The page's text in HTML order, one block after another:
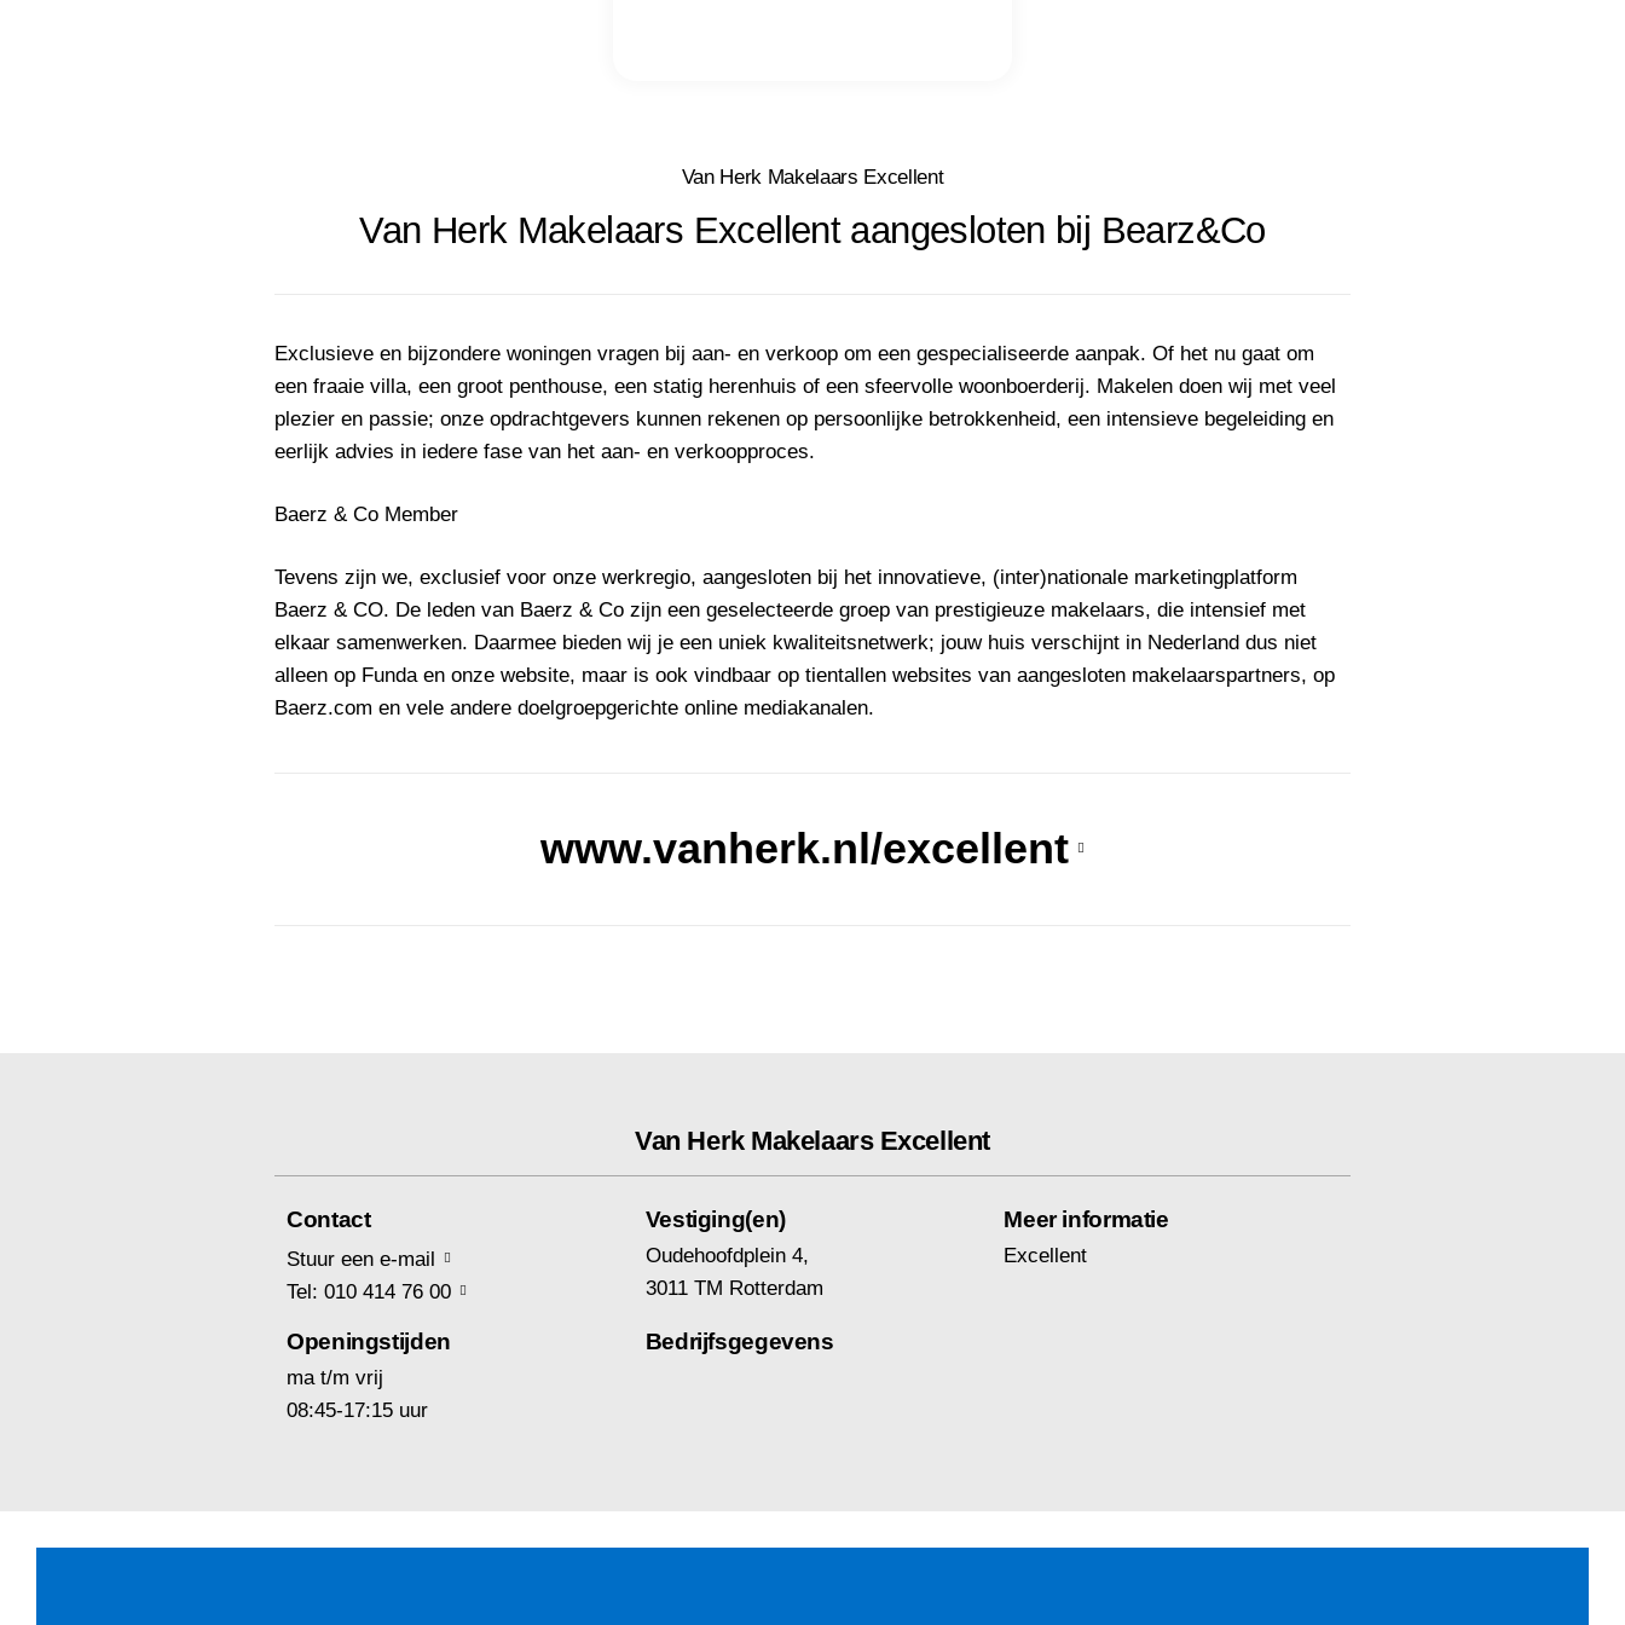
Van Herk Makelaars Excellent
Van Herk Makelaars Excellent aangesloten bij Bearz&Co
Exclusieve en bijzondere woningen vragen bij aan- en verkoop om een gespecialiseerde aanpak. Of het nu gaat om
een fraaie villa, een groot penthouse, een statig herenhuis of een sfeervolle woonboerderij. Makelen doen wij met veel
plezier en passie; onze opdrachtgevers kunnen rekenen op persoonlijke betrokkenheid, een intensieve begeleiding en
eerlijk advies in iedere fase van het aan- en verkoopproces.
Baerz & Co Member
Tevens zijn we, exclusief voor onze werkregio, aangesloten bij het innovatieve, (inter)nationale marketingplatform
Baerz & CO. De leden van Baerz & Co zijn een geselecteerde groep van prestigieuze makelaars, die intensief met
elkaar samenwerken. Daarmee bieden wij je een uniek kwaliteitsnetwerk; jouw huis verschijnt in Nederland dus niet
alleen op Funda en onze website, maar is ook vindbaar op tientallen websites van aangesloten makelaarspartners, op
Baerz.com en vele andere doelgroepgerichte online mediakanalen.
www.vanherk.nl/excellent
Van Herk Makelaars Excellent
Contact
Stuur een e-mail
Tel: 010 414 76 00
Openingstijden
ma t/m vrij
08:45-17:15 uur
Vestiging(en)
Oudehoofdplein 4,
3011 TM Rotterdam
Bedrijfsgegevens
Meer informatie
Excellent